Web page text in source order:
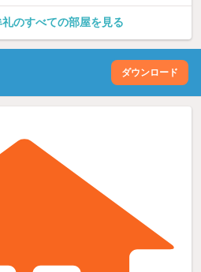
のすべての部屋を見る
ダウンロード